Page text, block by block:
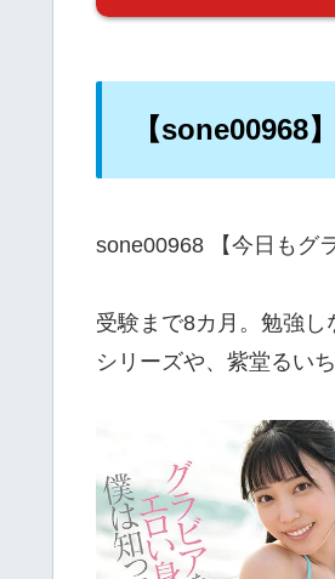
【sone00968
sone00968 【今日もグ
受験まで8カ月。勉強
シリーズや、紫堂るい